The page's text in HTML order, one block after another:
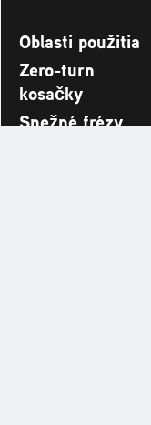
Oblasti použitia
Zero-turn
kosačky
Snežné frézy